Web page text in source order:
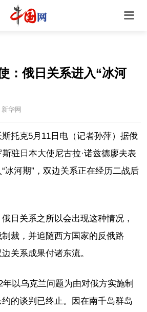
中国关键词
文创 艺术
助残 一带一路
草原 湾区
：俄日关系进入“冰河
华网
托克5月11日电（记者孙萍）据俄
驻日本大使尼古拉·诺兹德廖夫表
冰河期”，双边关系正在经历二战后
日关系之所以会出现这种情况，
裁，并追随西方国家的反俄路
关系成果付诸东流。
年以乌克兰问题为由对俄方实施制
的谈判已终止。因在南千岛群岛